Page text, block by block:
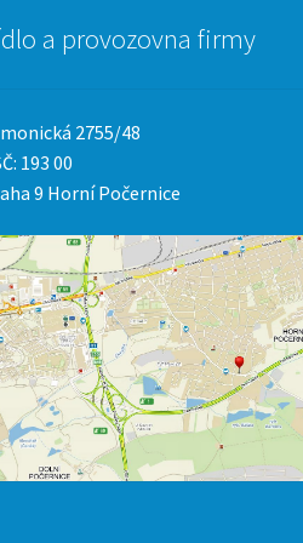
a provozovna firmy
2755/48
193 00
9 Horní Počernice